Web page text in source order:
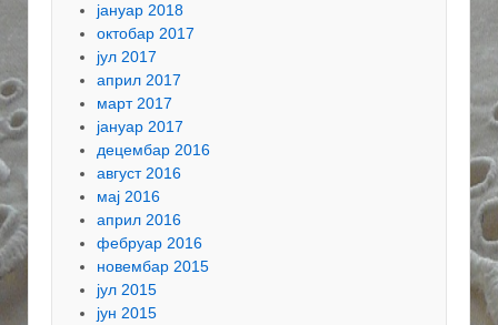
јануар 2018
октобар 2017
јул 2017
април 2017
март 2017
јануар 2017
децембар 2016
август 2016
мај 2016
април 2016
фебруар 2016
новембар 2015
јул 2015
јун 2015